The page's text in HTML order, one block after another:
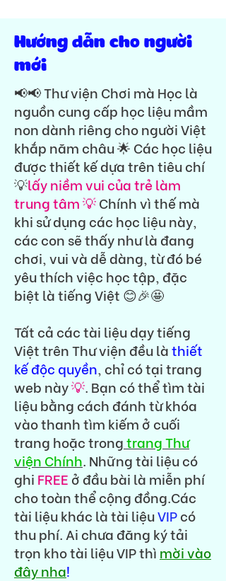
Hướng dẫn cho người
mới
📢📢 Thư viện Chơi mà Học là
nguồn cung cấp học liệu mầm
non dành riêng cho người Việt
khắp năm châu 🌟 Các học liệu
được thiết kế dựa trên tiêu chí
💡lấy niềm vui của trẻ làm
trung tâm 💡Chính vì thế mà
khi sử dụng các học liệu này,
các con sẽ thấy như là đang
chơi, vui và dễ dàng, từ đó bé
yêu thích việc học tập, đặc
biệt là tiếng Việt 😊🎉🤩
Tất cả các tài liệu dạy tiếng
Việt trên Thư viện đều làthiết
kế độc quyền, chỉ có tại trang
web này💡. Bạn có thể tìm tài
liệu bằng cách đánh từ khóa
vào thanh tìm kiếm ở cuối
trang hoặc trongtrang Thư
viện Chính. Những tài liệu có
ghi FREE ở đầu bài là miễn phí
cho toàn thể cộng đồng.Các
tài liệu khác là tài liệuVIPcó
thu phí. Ai chưa đăng ký tải
trọn kho tài liệu VIP thì mời vào
đây nha!